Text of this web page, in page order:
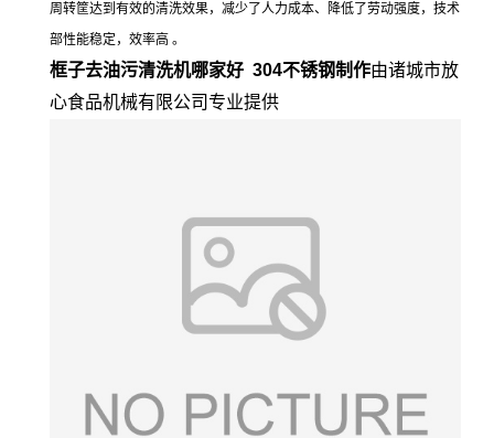
周转筐达到有效的清洗效果，减少了人力成本、降低了劳动强度，技术
部性能稳定，效率高 。
框子去油污清洗机哪家好 304不锈钢制作由诸城市放
心食品机械有限公司专业提供